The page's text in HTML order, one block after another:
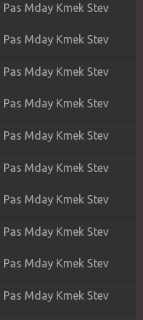
Mday Kmek Stev
Mday Kmek Stev
Mday Kmek Stev
Mday Kmek Stev
Mday Kmek Stev
Mday Kmek Stev
Mday Kmek Stev
Mday Kmek Stev
Mday Kmek Stev
Mday Kmek Stev